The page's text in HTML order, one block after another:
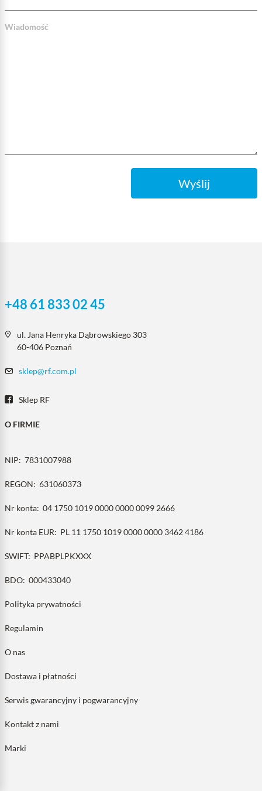
Wiadomość
Wyślij
+48 61 833 02 45
ul. Jana Henryka Dąbrowskiego 303
60-406 Poznań
sklep@rf.com.pl
Sklep RF
O FIRMIE
NIP: 7831007988
REGON: 631060373
Nr konta: 04 1750 1019 0000 0000 0099 2666
Nr konta EUR: PL 11 1750 1019 0000 0000 3462 4186
SWIFT: PPABPLPKXXX
BDO: 000433040
Polityka prywatności
Regulamin
O nas
Dostawa i płatności
Serwis gwarancyjny i pogwarancyjny
Kontakt z nami
Marki